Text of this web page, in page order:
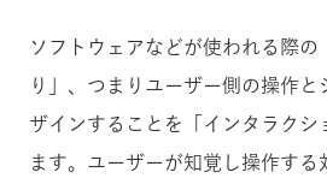
ソフトウェアなどが使われる際の
り」、つまりユーザー側の操作
ザインすることを「インタラクシ
ます。ユーザーが知覚し操作する